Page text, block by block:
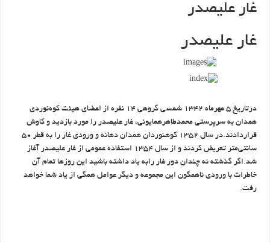
غار علیصدر
غار علیصدر
درتاریخ ۵ مهرماه ۱۳۴۲ شمسی گروهی ۱۴ نفره از اعضای هیئت کوه‌نوردی
همدان به سرپرستی محمدطاهرهمایونی، غار علیصدر را مورد بازدید و کاوش
قراردادند.در سال ۱۳۵۲ کوهنوردان همدان دهانه و ورودی غار را به قطر ۵۰
سانتی‌متر تعریض کردند و از سال ۱۳۵۴ استفاده عمومی از غار علیصدر آغاز
شد.اگر گذشته نه چندان دور غار رابه یاد داشته باشید این روزها تمام آن
خاطرات با ورودی ناهمگون این مجموعه و دیگر عوامل همگی از یاد شما خواهد
رفت.